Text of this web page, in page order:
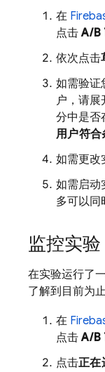
在
点击A/B
依次点击
如需验证
户，请展
分中是否
用户符合
如需更改
如需启动
多可以同
监控实验
在实验运行了
了解到目前为
在
点击A/B
点击正在